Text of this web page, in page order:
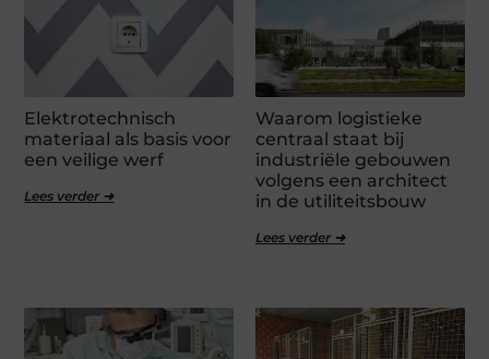
Elektrotechnisch
materiaal als basis voor
een veilige werf
Lees verder ➜
Waarom logistieke
centraal staat bij
industriële gebouwen
volgens een architect
in de utiliteitsbouw
Lees verder ➜